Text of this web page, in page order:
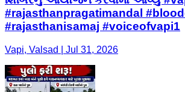
#rajasthanpragatimandal
#rajasthanisamaj #voiceofvapi1
Vapi, Valsad | Jul 31, 2026